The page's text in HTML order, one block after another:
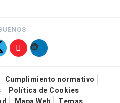
Cumplimiento normativo
Política de Cookies